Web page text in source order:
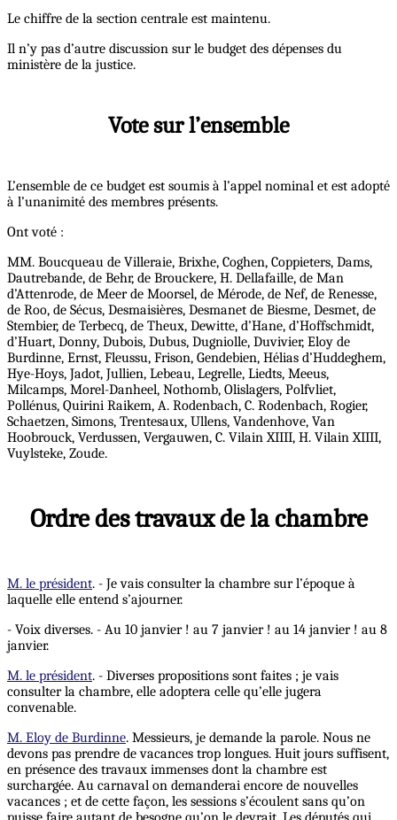
Le chiffre de la section centrale est maintenu.
Il n’y pas d’autre discussion sur le budget des dépenses du
ministère de la justice.
Vote sur l’ensemble
L’ensemble de ce budget est soumis à l’appel nominal et est adopté
à l’unanimité des membres présents.
Ont voté :
MM. Boucqueau de Villeraie, Brixhe, Coghen, Coppieters, Dams,
Dautrebande, de Behr, de Brouckere, H. Dellafaille, de Man
d’Attenrode, de Meer de Moorsel, de Mérode, de Nef, de Renesse,
de Roo, de Sécus, Desmaisières, Desmanet de Biesme, Desmet, de
Stembier, de Terbecq, de Theux, Dewitte, d’Hane, d’Hoffschmidt,
d’Huart, Donny, Dubois, Dubus, Dugniolle, Duvivier, Eloy de
Burdinne, Ernst, Fleussu, Frison, Gendebien, Hélias d’Huddeghem,
Hye-Hoys, Jadot, Jullien, Lebeau, Legrelle, Liedts, Meeus,
Milcamps, Morel-Danheel, Nothomb, Olislagers, Polfvliet,
Pollénus, Quirini Raikem, A. Rodenbach, C. Rodenbach, Rogier,
Schaetzen, Simons, Trentesaux, Ullens, Vandenhove, Van
Hoobrouck, Verdussen, Vergauwen, C. Vilain XIIII, H. Vilain XIIII,
Vuylsteke, Zoude.
Ordre des travaux de la chambre
M. le président. - Je vais consulter la chambre sur l’époque à
laquelle elle entend s’ajourner.
- Voix diverses. - Au 10 janvier ! au 7 janvier ! au 14 janvier ! au 8
janvier.
M. le président. - Diverses propositions sont faites ; je vais
consulter la chambre, elle adoptera celle qu’elle jugera
convenable.
M. Eloy de Burdinne. Messieurs, je demande la parole. Nous ne
devons pas prendre de vacances trop longues. Huit jours suffisent,
en présence des travaux immenses dont la chambre est
surchargée. Au carnaval on demanderai encore de nouvelles
vacances ; et de cette façon, les sessions s’écoulent sans qu’on